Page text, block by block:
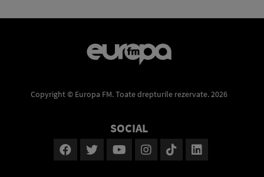
Copyright © Europa FM. Toate drepturile rezervate. 2026
SOCIAL